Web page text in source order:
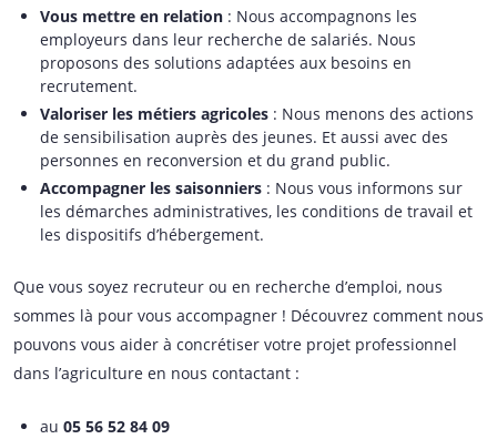
Vous mettre en relation : Nous accompagnons les
employeurs dans leur recherche de salariés. Nous
proposons des solutions adaptées aux besoins en
recrutement.
Valoriser les métiers agricoles : Nous menons des actions
de sensibilisation auprès des jeunes. Et aussi avec des
personnes en reconversion et du grand public.
Accompagner les saisonniers : Nous vous informons sur
les démarches administratives, les conditions de travail et
les dispositifs d’hébergement.
Que vous soyez recruteur ou en recherche d’emploi, nous
sommes là pour vous accompagner ! Découvrez comment nous
pouvons vous aider à concrétiser votre projet professionnel
dans l’agriculture en nous contactant :
au 05 56 52 84 09